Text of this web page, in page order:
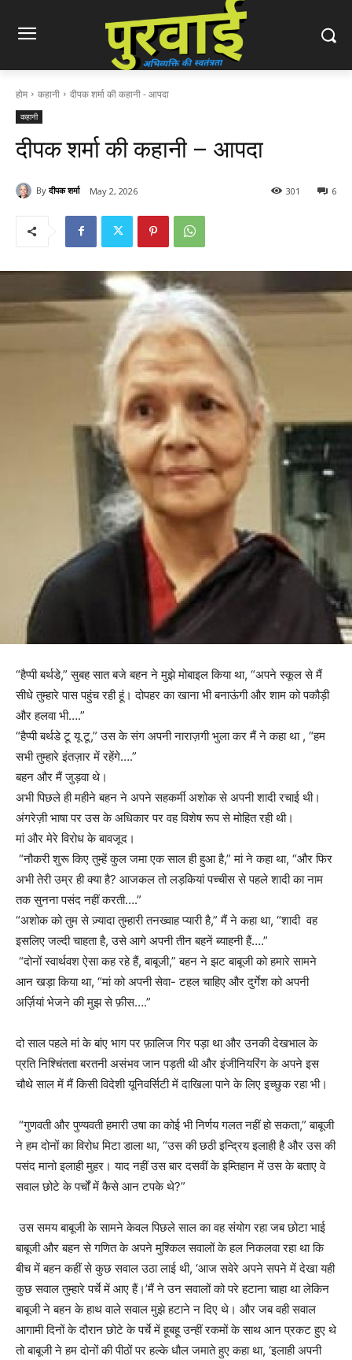
होम कहानी दीपक शर्मा की कहानी - आपदा
कहानी
दीपक शर्मा की कहानी – आपदा
By दीपक शर्मा May 2, 2026 6
301
“हैप्पी बर्थडे,” सुबह सात बजे बहन ने मुझे मोबाइल किया था, “अपने स्कूल से मैं
सीधे तुम्हारे पास पहुंच रही हूं। दोपहर का खाना भी बनाऊंगी और शाम को पकौड़ी
और हलवा भी….”
“हैप्पी बर्थडे टू यू टू,” उस के संग अपनी नाराज़गी भुला कर मैं ने कहा था , “हम
सभी तुम्हारे इंतज़ार में रहेंगे….”
बहन और मैं जुड़वा थे।
अभी पिछले ही महीने बहन ने अपने सहकर्मी अशोक से अपनी शादी रचाई थी।
अंगरेज़ी भाषा पर उस के अधिकार पर वह विशेष रूप से मोहित रही थी।
मां और मेरे विरोध के बावजूद।
“नौकरी शुरू किए तुम्हें कुल जमा एक साल ही हुआ है,” मां ने कहा था, “और फिर
अभी तेरी उम्र ही क्या है? आजकल तो लड़कियां पच्चीस से पहले शादी का नाम
तक सुनना पसंद नहीं करती….”
“अशोक को तुम से ज़्यादा तुम्हारी तनख्वाह प्यारी है,” मैं ने कहा था, “शादी वह
इसलिए जल्दी चाहता है, उसे आगे अपनी तीन बहनें ब्याहनी हैं….”
“दोनों स्वार्थवश ऐसा कह रहे हैं, बाबूजी,” बहन ने झट बाबूजी को हमारे सामने
आन खड़ा किया था, “मां को अपनी सेवा- टहल चाहिए और दुर्गेश को अपनी
अर्ज़ियां भेजने की मुझ से फ़ीस….”
दो साल पहले मां के बांए भाग पर फ़ालिज गिर पड़ा था और उनकी देखभाल के
प्रति निश्चिंतता बरतनी असंभव जान पड़ती थी और इंजीनियरिंग के अपने इस
चौथे साल में मैं किसी विदेशी यूनिवर्सिटी में दाखिला पाने के लिए इच्छुक रहा भी।
“गुणवती और पुण्यवती हमारी उषा का कोई भी निर्णय गलत नहीं हो सकता,” बाबूजी
ने हम दोनों का विरोध मिटा डाला था, “उस की छठी इन्द्रिय इलाही है और उस की
पसंद मानो इलाही मुहर। याद नहीं उस बार दसवीं के इम्तिहान में उस के बताए वे
सवाल छोटे के पर्चों में कैसे आन टपके थे?”
उस समय बाबूजी के सामने केवल पिछले साल का वह संयोग रहा जब छोटा भाई
बाबूजी और बहन से गणित के अपने मुश्किल सवालों के हल निकलवा रहा था कि
बीच में बहन कहीं से कुछ सवाल उठा लाई थी, ‘आज सवेरे अपने सपने में देखा यही
कुछ सवाल तुम्हारे पर्चे में आए हैं।’मैं ने उन सवालों को परे हटाना चाहा था लेकिन
बाबूजी ने बहन के हाथ वाले सवाल मुझे हटाने न दिए थे। और जब वही सवाल
आगामी दिनों के दौरान छोटे के पर्चे में हूबहू उन्हीं रकमों के साथ आन प्रकट हुए थे
तो बाबूजी ने हम दोनों की पीठों पर हल्के धौल जमाते हुए कहा था, ‘इलाही अपनी